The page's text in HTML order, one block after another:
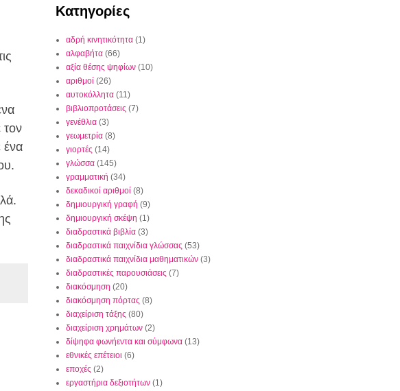
τον
ένα
Κατηγορίες
αδρή κινητικότητα (1)
αλφαβήτα (66)
αξία θέσης ψηφίων (10)
αριθμοί (26)
αυτοκόλλητα (11)
βιβλιοπροτάσεις (7)
γενέθλια (3)
γεωμετρία (8)
γιορτές (14)
γλώσσα (145)
γραμματική (34)
δεκαδικοί αριθμοί (8)
δημιουργική γραφή (9)
δημιουργική σκέψη (1)
διαδραστικά βιβλία (3)
διαδραστικά παιχνίδια γλώσσας (53)
διαδραστικά παιχνίδια μαθηματικών (3)
διαδραστικές παρουσιάσεις (7)
διακόσμηση (20)
διακόσμηση πόρτας (8)
διαχείριση τάξης (80)
διαχείριση χρημάτων (2)
δίψηφα φωνήεντα και σύμφωνα (13)
εθνικές επέτειοι (6)
εποχές (2)
εργαστήρια δεξιοτήτων (1)